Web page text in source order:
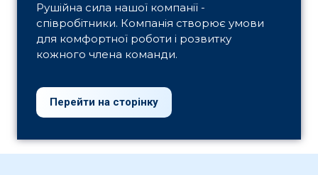
Рушійна сила нашої компанії -
співробітники. Компанія створює умови
для комфортної роботи і розвитку
кожного члена команди.
Перейти на сторінку